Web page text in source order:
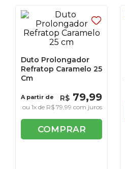
Duto Prolongador
Refratop Caramelo 25
Cm
A partir de R$ 79,99
ou1x de R$ 79,99 com juros
COMPRAR